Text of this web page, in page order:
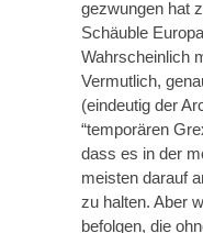
gezwungen hat
Schäuble
Wahrscheinlich
Vermutlich,
(eindeutig der
“temporären
dass es in der
meisten darauf
zu halten. Aber
befolgen, die